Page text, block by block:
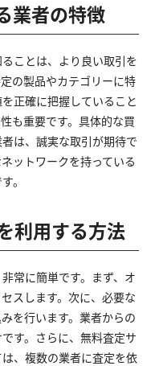
業者の特徴
ことは、より良い取引を
の製品やカテゴリーに特
正確に把握していること
も重要です。具体的な買
は、誠実な取引が期待で
ットワークを持っている
。
利用する方法
常に簡単です。まず、オ
スします。次に、必要な
を行います。業者からの
す。さらに、無料査定サ
、複数の業者に査定を依